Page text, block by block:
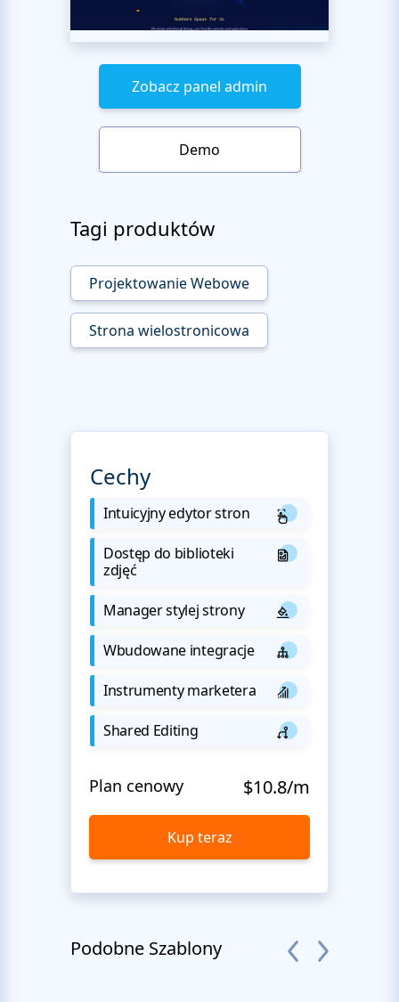
Zobacz panel admin
Demo
Tagi produktów
Projektowanie Webowe
Strona wielostronicowa
Cechy
Intuicyjny edytor stron
Dostęp do biblioteki
zdjęć
Manager stylej strony
Wbudowane integracje
Instrumenty marketera
Shared Editing
Plan cenowy $10.8/m
Kup teraz
Podobne Szablony